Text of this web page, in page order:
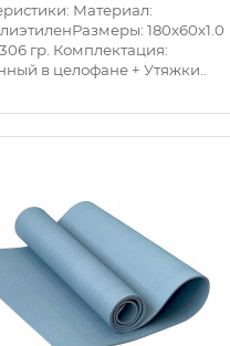
Материал:
180х60х1.0
гр. Комплектация:
в целофане + Утяжки..